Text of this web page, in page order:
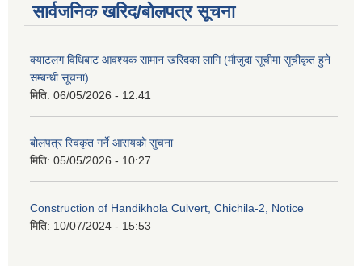
सार्वजनिक खरिद/बोलपत्र सूचना
क्याटलग विधिबाट आवश्यक सामान खरिदका लागि (मौजुदा सूचीमा सूचीकृत हुने
सम्बन्धी सूचना)
मिति: 06/05/2026 - 12:41
बोलपत्र स्विकृत गर्ने आसयको सुचना
मिति: 05/05/2026 - 10:27
Construction of Handikhola Culvert, Chichila-2, Notice
मिति: 10/07/2024 - 15:53